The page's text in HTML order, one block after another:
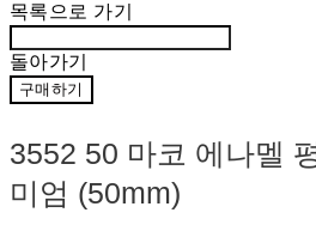
목록으로 가기
돌아가기
구매하기
3552 50 마코 에나멜
미엄 (50mm)